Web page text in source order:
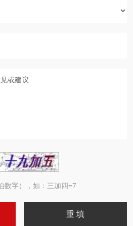
数字），如：三加四=7